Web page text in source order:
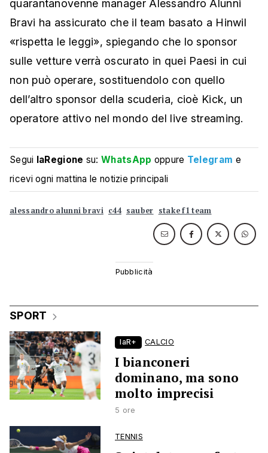
quarantanovenne manager Alessandro Alunni
Bravi ha assicurato che il team basato a Hinwil
«rispetta le leggi», spiegando che lo sponsor
sulle vetture verrà oscurato in quei Paesi in cui
non può operare, sostituendolo con quello
dell’altro sponsor della scuderia, cioè Kick, un
operatore attivo nel mondo del live streaming.
Segui laRegione su:WhatsApp oppure Telegram e
ricevi ogni mattina le notizie principali
alessandro alunni bravi c44 sauber stake f1 team
SPORT
laR+ CALCIO
I bianconeri
dominano, ma sono
molto imprecisi
5 ore
TENNIS